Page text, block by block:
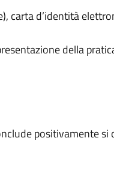
carta d’identità
della
positivamente si